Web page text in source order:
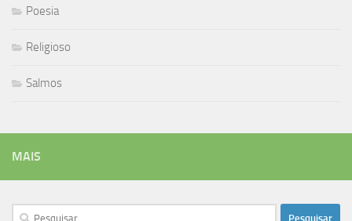
Poesia
Religioso
Salmos
MAIS
Pesquisar